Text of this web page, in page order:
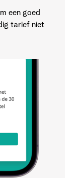
een goed
tarief niet